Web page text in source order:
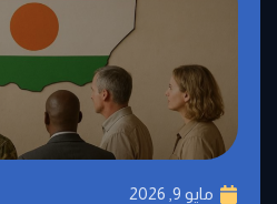
مايو 9, 2026